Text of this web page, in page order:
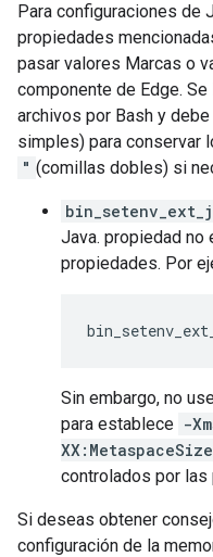
Para configuraciones de
propiedades
pasar valores Marcas o
componente de Edge. Se
archivos por Bash y
simples) para conservar
" (comillas dobles) si
Java. propiedad no
propiedades. Por
Sin embargo, no
para establece -
XX:MetaspaceSize
controlados por las
Si deseas obtener
configuración de la